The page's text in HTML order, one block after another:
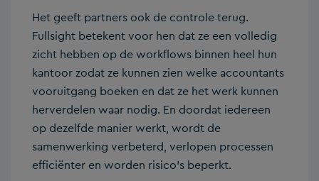
Het geeft partners ook de controle terug.
Fullsight betekent voor hen dat ze een volledig
zicht hebben op de workflows binnen heel hun
kantoor zodat ze kunnen zien welke accountants
vooruitgang boeken en dat ze het werk kunnen
herverdelen waar nodig. En doordat iedereen
op dezelfde manier werkt, wordt de
samenwerking verbeterd, verlopen processen
efficiënter en worden risico’s beperkt.